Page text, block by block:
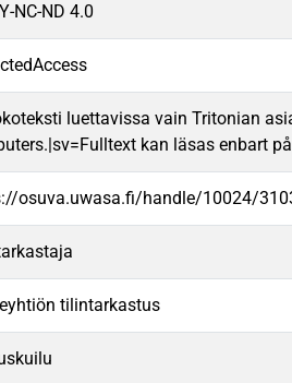
NC-ND 4.0
luettavissa vain Tritonian
kan läsas enbart
osuva.uwasa.fi/handle/10024/
tilintarkastus